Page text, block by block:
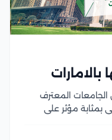
بالامارات
الجامعات المعترف
بمثابة مؤثر على